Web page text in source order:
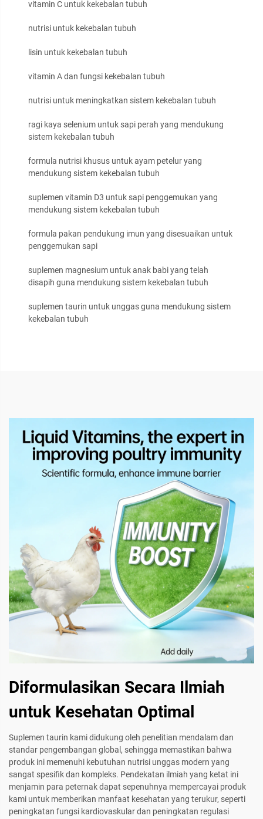
vitamin C untuk kekebalan tubuh
nutrisi untuk kekebalan tubuh
lisin untuk kekebalan tubuh
vitamin A dan fungsi kekebalan tubuh
nutrisi untuk meningkatkan sistem kekebalan tubuh
ragi kaya selenium untuk sapi perah yang mendukung
sistem kekebalan tubuh
formula nutrisi khusus untuk ayam petelur yang
mendukung sistem kekebalan tubuh
suplemen vitamin D3 untuk sapi penggemukan yang
mendukung sistem kekebalan tubuh
formula pakan pendukung imun yang disesuaikan untuk
penggemukan sapi
suplemen magnesium untuk anak babi yang telah
disapih guna mendukung sistem kekebalan tubuh
suplemen taurin untuk unggas guna mendukung sistem
kekebalan tubuh
Diformulasikan Secara Ilmiah
untuk Kesehatan Optimal
Suplemen taurin kami didukung oleh penelitian mendalam dan
standar pengembangan global, sehingga memastikan bahwa
produk ini memenuhi kebutuhan nutrisi unggas modern yang
sangat spesifik dan kompleks. Pendekatan ilmiah yang ketat ini
menjamin para peternak dapat sepenuhnya mempercayai produk
kami untuk memberikan manfaat kesehatan yang terukur, seperti
peningkatan fungsi kardiovaskular dan peningkatan regulasi